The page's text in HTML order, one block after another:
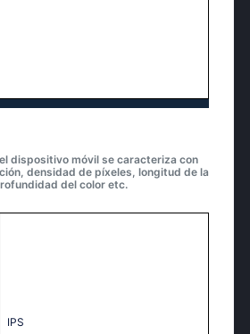
dispositivo móvil se caracteriza con
densidad de píxeles, longitud de la
del color etc.
IPS